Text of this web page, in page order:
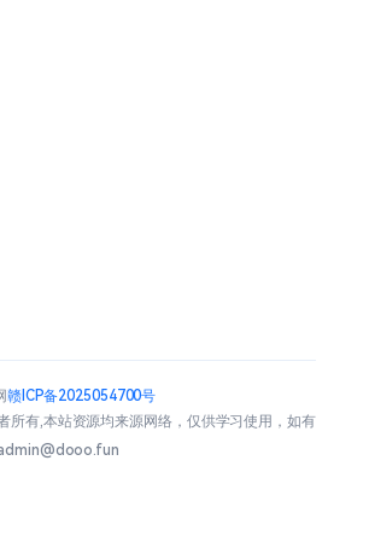
赣ICP备2025054700号
所有,本站资源均来源网络，仅供学习使用，如有